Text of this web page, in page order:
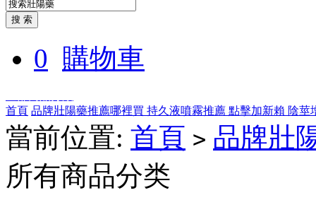
0 購物車
首頁 品牌壯陽藥推薦哪裡買 持久液噴霧推薦 點擊加新賴 陰莖
當前位置: 首頁 > 品牌壯
所有商品分类